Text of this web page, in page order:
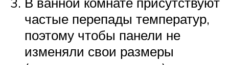
частые перепады температур,
поэтому чтобы панели не
изменяли свои размеры